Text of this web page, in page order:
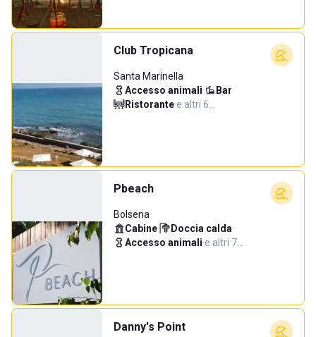
Club Tropicana
Santa Marinella
Accesso animali· Bar·
Ristorante·e altri 6…
Pbeach
Bolsena
Cabine· Doccia calda·
Accesso animali·e altri 7…
Danny's Point